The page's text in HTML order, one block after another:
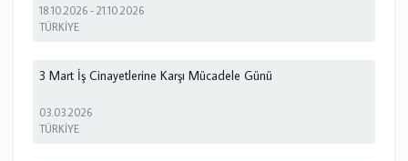
18.10.2026 -21.10.2026
TÜRKİYE
3 Mart İş Cinayetlerine Karşı Mücadele Günü
03.03.2026
TÜRKİYE